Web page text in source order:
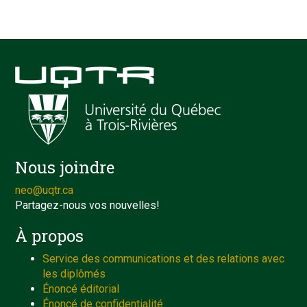
Nous joindre
neo@uqtr.ca
Partagez-nous vos nouvelles!
À propos
Service des communications et des relations avec
les diplômés
Énoncé éditorial
Énoncé de confidentialité